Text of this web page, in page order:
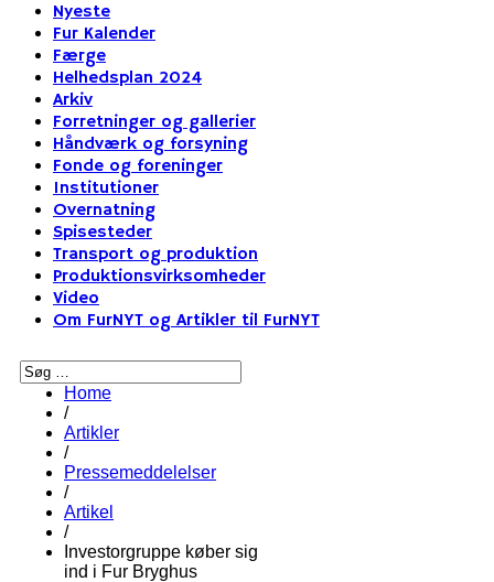
Nyeste
Fur Kalender
Færge
Helhedsplan 2024
Arkiv
Forretninger og gallerier
Håndværk og forsyning
Fonde og foreninger
Institutioner
Overnatning
Spisesteder
Transport og produktion
Produktionsvirksomheder
Video
Om FurNYT og Artikler til FurNYT
Home
/
Artikler
/
Pressemeddelelser
/
Artikel
/
Investorgruppe køber sig
ind i Fur Bryghus